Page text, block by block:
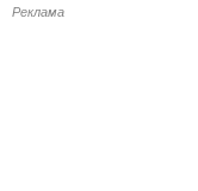
Реклама